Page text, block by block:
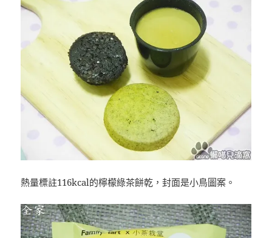
熱量標註116kcal的檸檬綠茶餅乾，封面是小鳥圖案。